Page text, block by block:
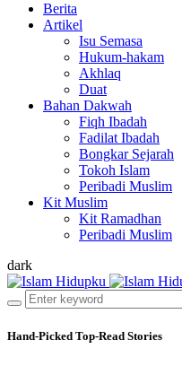
Berita
Artikel
Isu Semasa
Hukum-hakam
Akhlaq
Duat
Bahan Dakwah
Fiqh Ibadah
Fadilat Ibadah
Bongkar Sejarah
Tokoh Islam
Peribadi Muslim
Kit Muslim
Kit Ramadhan
Peribadi Muslim
dark
Hand-Picked Top-Read Stories